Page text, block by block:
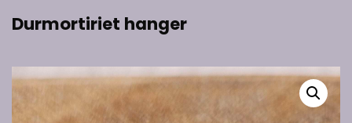
Durmortiriet hanger